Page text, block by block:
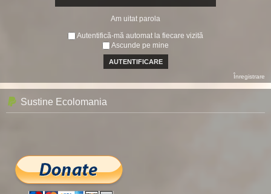
Am uitat parola
Autentifică-mă automat la fiecare vizită
Ascunde pe mine
Înregistrare
Sustine Ecolomania